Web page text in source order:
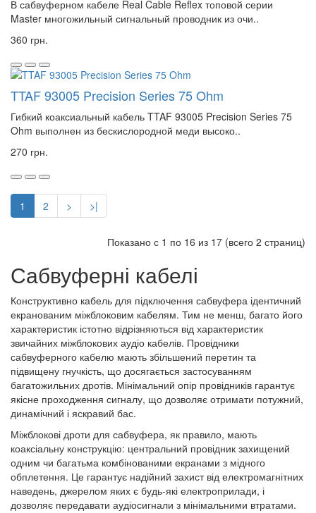
В сабвуферном кабеле Real Cable Reflex топовой серии
Master многожильный сигнальный проводник из очи..
360 грн.
TTAF 93005 Precision Series 75 Ohm
Гибкий коаксиальный кабель TTAF 93005 Precision Series 75
Ohm выполнен из бескислородной меди высоко..
270 грн.
1 2 > >|
Показано с 1 по 16 из 17 (всего 2 страниц)
Сабвуферні кабелі
Конструктивно кабель для підключення сабвуфера ідентичний
екранованим міжблоковим кабелям. Тим не менш, багато його
характеристик істотно відрізняються від характеристик
звичайних міжблокових аудіо кабелів. Провідники
сабвуферного кабелю мають збільшений перетин та
підвищену гнучкість, що досягається застосуванням
багатожильних дротів. Мінімальний опір провідників гарантує
якісне проходження сигналу, що дозволяє отримати потужний,
динамічний і яскравий бас.
Міжблокові дроти для сабвуфера, як правило, мають
коаксіальну конструкцію: центральний провідник захищений
одним чи багатьма комбінованими екранами з мідного
обплетення. Це гарантує надійний захист від електромагнітних
наведень, джерелом яких є будь-які електроприлади, і
дозволяє передавати аудіосигнали з мінімальними втратами.